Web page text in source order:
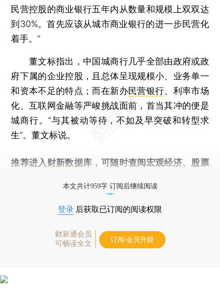
民营控股的商业银行五年内从数量和规模上双双达
到30%。首先应该从城市商业银行的进一步民营化
着手。”
董文标指出，中国城商行几乎全部由政府或政
府下属的企业控股，且总体呈现规模小、业务单一
和资本不足的特点；而在新办民营银行、利率市场
化、互联网金融等严峻挑战面前，首当其冲的便是
城商行。“与其被动等待，不如及早突破和转型求
生”。董文标说。
推荐进入 财新数据库 ，可随时查阅宏观经济、股票
本文共计959字 订阅后继续阅读
登录 后获取已订阅的阅读权限
财新通会员
可畅读全文
订阅/会员升级